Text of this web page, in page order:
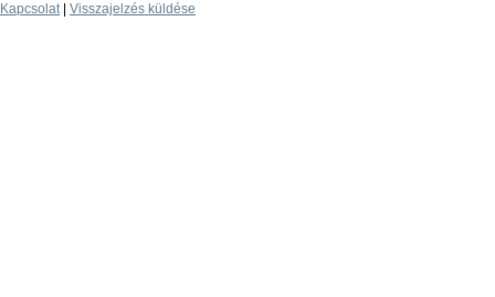
Kapcsolat| Visszajelzés küldése